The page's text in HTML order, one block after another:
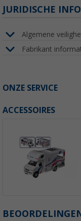
JURIDISCHE
Algemene
Fabrikant
ONZE SERVICE
ACCESSOIRES